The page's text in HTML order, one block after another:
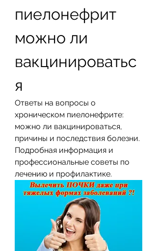
пиелонефрит
можно ли
вакцинироватьс
я
Ответы на вопросы о
хроническом пиелонефрите:
можно ли вакцинироваться,
причины и последствия болезни.
Подробная информация и
профессиональные советы по
лечению и профилактике.